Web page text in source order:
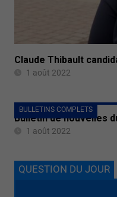
Claude Thibault
1 août 2022
BULLETINS COMPLETS
Bulletin de nouvelles
1 août 2022
QUESTION DU JOUR